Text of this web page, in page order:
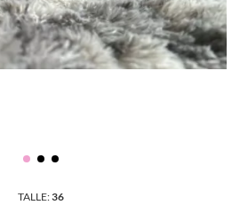
TALLE:36